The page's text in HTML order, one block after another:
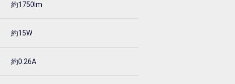
約1750lm
約15W
約0.26A